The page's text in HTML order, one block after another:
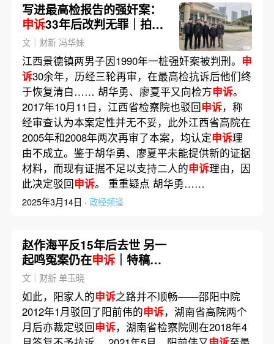
写进最高检报告的强奸案：
申诉33年后改判无罪｜拍案
惊奇录
文｜财新 冯华妹
江西景德镇两男子因1990年一桩强奸案被判刑。 申
诉30余年，历经三轮再审，在最高检抗诉后他们终
于恢复清白…… 胡华勇、廖夏平又向检方申诉。
2017年10月11日，江西省检察院也驳回申诉，称
经审查认为本案定性并无不妥，此外江西省高院在
2005年和2008年两次再审了本案，均认定申诉理
由不成立。鉴于胡华勇、廖夏平未能提供新的证据
材料，而现有证据不足以支持二人的申诉理由，因
此决定驳回申诉。 重重疑点 胡华勇……
2025年3月14日 · 政经频道
赵作海平反15年后去世 另一
起鸣冤案仍在申诉｜特稿精
选
文｜财新 单玉晓
如此，阳家人的申诉之路并不顺畅——邵阳中院
2012年1月驳回了阳前伟的申诉，湖南省高院两个
月后亦裁定驳回申诉，湖南省检察院则在2018年4